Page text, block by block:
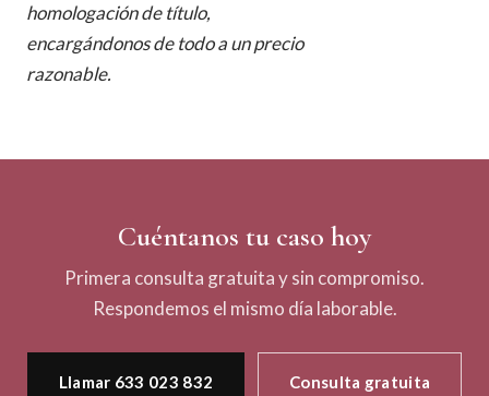
homologación de título,
encargándonos de todo a un precio
razonable.
Cuéntanos tu caso hoy
Primera consulta gratuita y sin compromiso.
Respondemos el mismo día laborable.
Llamar 633 023 832 Consulta gratuita